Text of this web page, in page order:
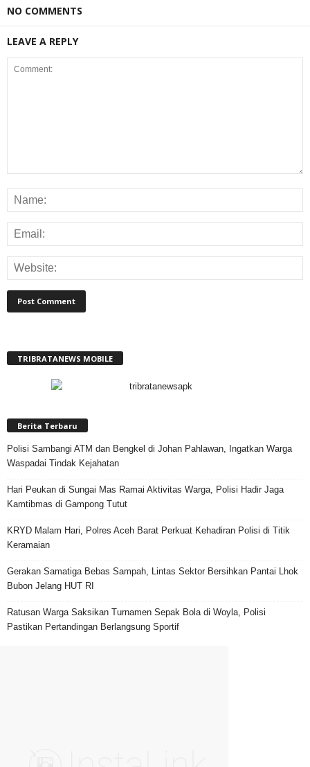
NO COMMENTS
LEAVE A REPLY
TRIBRATANEWS MOBILE
Berita Terbaru
Polisi Sambangi ATM dan Bengkel di Johan Pahlawan, Ingatkan Warga
Waspadai Tindak Kejahatan
Hari Peukan di Sungai Mas Ramai Aktivitas Warga, Polisi Hadir Jaga
Kamtibmas di Gampong Tutut
KRYD Malam Hari, Polres Aceh Barat Perkuat Kehadiran Polisi di Titik
Keramaian
Gerakan Samatiga Bebas Sampah, Lintas Sektor Bersihkan Pantai Lhok
Bubon Jelang HUT RI
Ratusan Warga Saksikan Turnamen Sepak Bola di Woyla, Polisi
Pastikan Pertandingan Berlangsung Sportif